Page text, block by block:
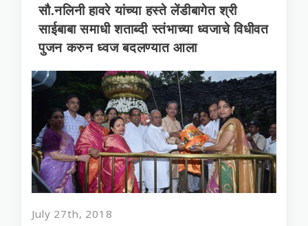
सौ.नलिनी हावरे यांच्‍या हस्‍ते लेंडीबागेत श्री
साईबाबा समाधी शताब्‍दी स्‍तंभाच्‍या ध्‍वजाचे विधीवत
पुजन करुन ध्वज बदलण्‍यात आला
July 27th, 2018